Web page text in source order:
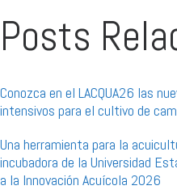
Posts
Conozca en el LACQUA26 las
intensivos para el cultivo de
Una herramienta para la
incubadora de la Universidad
a la Innovación Acuícola 2026